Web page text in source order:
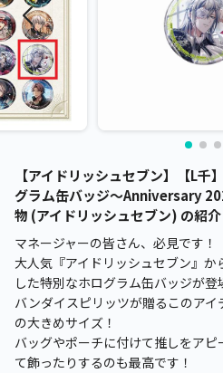
【アイドリッシュセブン】【L千
グラム缶バッジ～Anniversary
物 (アイドリッシュセブン) の紹介
マネージャーの皆さん、必見です！
大人気『アイドリッシュセブン』
した特別なホログラム缶バッジが登
バンダイスピリッツが贈るこのア
の大きめサイズ！
バッグやポーチに付けて推しをア
て飾ったりするのも最高です！